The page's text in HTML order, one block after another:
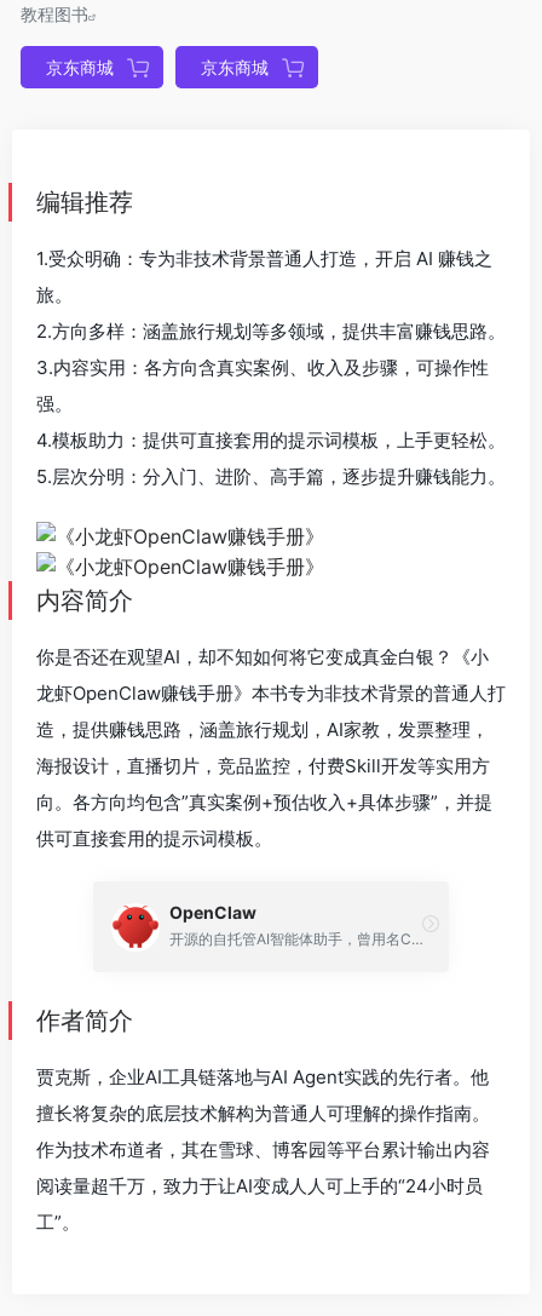
教程图书
京东商城 京东商城
编辑推荐
1.受众明确：专为非技术背景普通人打造，开启 AI 赚钱之
旅。
2.方向多样：涵盖旅行规划等多领域，提供丰富赚钱思路。
3.内容实用：各方向含真实案例、收入及步骤，可操作性
强。
4.模板助力：提供可直接套用的提示词模板，上手更轻松。
5.层次分明：分入门、进阶、高手篇，逐步提升赚钱能力。
内容简介
你是否还在观望AI，却不知如何将它变成真金白银？《小
龙虾OpenClaw赚钱手册》本书专为非技术背景的普通人打
造，提供赚钱思路，涵盖旅行规划，AI家教，发票整理，
海报设计，直播切片，竞品监控，付费Skill开发等实用方
向。各方向均包含”真实案例+预估收入+具体步骤”，并提
供可直接套用的提示词模板。
OpenClaw
开源的自托管AI智能体助手，曾用名Clawdbot、Moltbot
作者简介
贾克斯，企业AI工具链落地与AI Agent实践的先行者。他
擅长将复杂的底层技术解构为普通人可理解的操作指南。
作为技术布道者，其在雪球、博客园等平台累计输出内容
阅读量超千万，致力于让AI变成人人可上手的“24小时员
工”。